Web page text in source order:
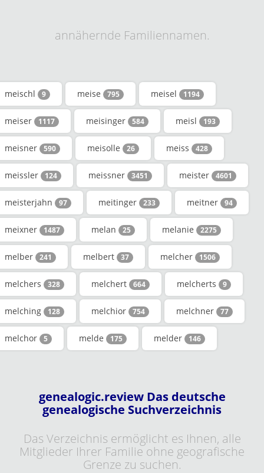
annähernde Familiennamen.
meischl 9 meise 795 meisel 1194
meiser 1117 meisinger 584 meisl 193
meisner 590 meisolle 26 meiss 428
meissler 124 meissner 3451 meister 4601
meisterjahn 97 meitinger 233 meitner 94
meixner 1487 melan 25 melanie 2275
melber 241 melbert 37 melcher 1506
melchers 328 melchert 664 melcherts 9
melching 128 melchior 754 melchner 77
melchor 5 melde 175 melder 146
genealogic.review Das deutsche
genealogische Suchverzeichnis
Das Verzeichnis ermöglicht es Ihnen, alle
Mitglieder Ihrer Familie ohne geografische
Grenze zu suchen.